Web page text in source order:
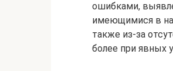
ошибками,
имеющимися в
также из-за
более при явных